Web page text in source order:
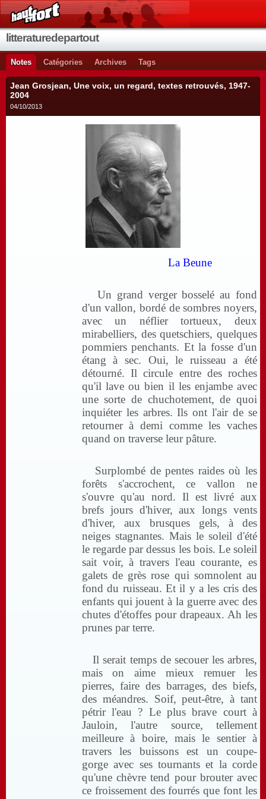
litteraturedepartout
Notes Catégories Archives Tags
Jean Grosjean, Une voix, un regard, textes retrouvés, 1947-
2004
04/10/2013
La Beune
Un grand verger bosselé au fond
d'un vallon, bordé de sombres noyers,
avec un néflier tortueux, deux
mirabelliers, des quetschiers, quelques
pommiers penchants. Et la fosse d'un
étang à sec. Oui, le ruisseau a été
détourné. Il circule entre des roches
qu'il lave ou bien il les enjambe avec
une sorte de chuchotement, de quoi
inquiéter les arbres. Ils ont l'air de se
retourner à demi comme les vaches
quand on traverse leur pâture.
Surplombé de pentes raides où les
forêts s'accrochent, ce vallon ne
s'ouvre qu'au nord. Il est livré aux
brefs jours d'hiver, aux longs vents
d'hiver, aux brusques gels, à des
neiges stagnantes. Mais le soleil d'été
le regarde par dessus les bois. Le soleil
sait voir, à travers l'eau courante, es
galets de grès rose qui somnolent au
fond du ruisseau. Et il y a les cris des
enfants qui jouent à la guerre avec des
chutes d'étoffes pour drapeaux. Ah les
prunes par terre.
Il serait temps de secouer les arbres,
mais on aime mieux remuer les
pierres, faire des barrages, des biefs,
des méandres. Soif, peut-être, à tant
pétrir l'eau ? Le plus brave court à
Jauloin, l'autre source, tellement
meilleure à boire, mais le sentier à
travers les buissons est un coupe-
gorge avec ses tournants et la corde
qu'une chèvre tend pour brouter avec
ce froissement des fourrés que font les